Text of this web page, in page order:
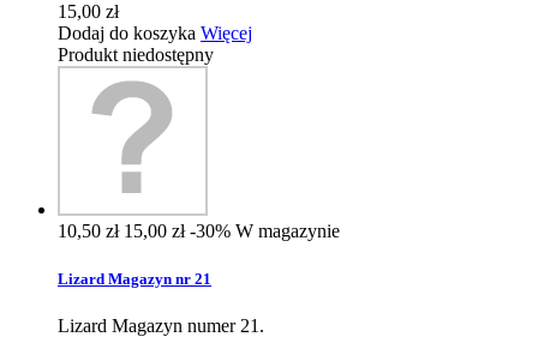
15,00 zł
Dodaj do koszyka Więcej
Produkt niedostępny
10,50 zł 15,00 zł-30% W magazynie
Lizard Magazyn nr 21
Lizard Magazyn numer 21.